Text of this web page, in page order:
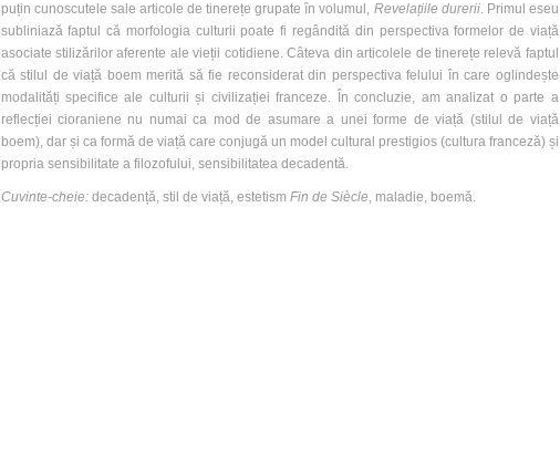
puțin cunoscutele sale articole de tinerețe grupate în volumul, Revelațiile durerii. Primul eseu
subliniază faptul că morfologia culturii poate fi regândită din perspectiva formelor de viață
asociate stilizărilor aferente ale vieții cotidiene. Câteva din articolele de tinerețe relevă faptul
că stilul de viață boem merită să fie reconsiderat din perspectiva felului în care oglindește
modalități specifice ale culturii și civilizației franceze. În concluzie, am analizat o parte a
reflecției cioraniene nu numai ca mod de asumare a unei forme de viață (stilul de viață
boem), dar și ca formă de viață care conjugă un model cultural prestigios (cultura franceză) și
propria sensibilitate a filozofului, sensibilitatea decadentă.
Cuvinte-cheie:decadență, stil de viață, estetism Fin de Siècle, maladie, boemă.